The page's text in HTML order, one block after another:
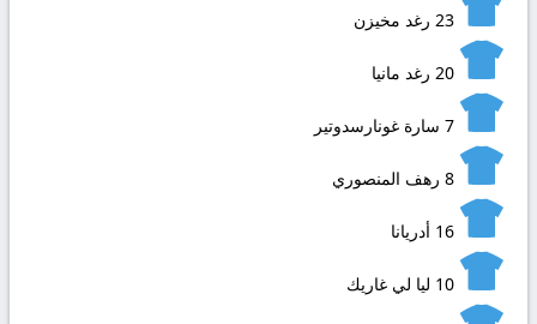
23 رغد مخيزن
20 رغد مانيا
7 سارة غونارسدوتير
8 رهف المنصوري
16 أدريانا
10 ليا لي غاريك